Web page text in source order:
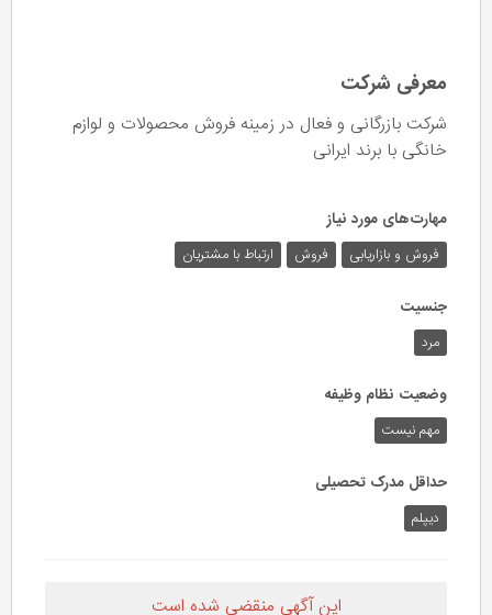
معرفی شرکت
شرکت بازرگانی و فعال در زمینه فروش محصولات و لوازم
خانگی با برند ایرانی
مهارت‌های مورد نیاز
فروش و بازاریابی فروش ارتباط با مشتریان
جنسیت
مرد
وضعیت نظام وظیفه
مهم‌ نیست
حداقل مدرک تحصیلی
دیپلم
این آگهی منقضی شده است